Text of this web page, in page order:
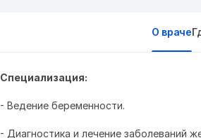
О враче
Специализация:
- Ведение беременности.
- Диагностика и лечение заболеваний